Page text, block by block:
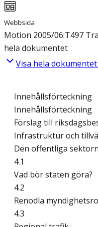
Webbsida
Motion 2005/06:T497
hela dokumentet
Visa hela
Innehållsförteckning
Innehållsförteckning
Förslag till
Infrastruktur och
Den offentliga
4.1
Vad bör staten göra?
4.2
Renodla
4.3